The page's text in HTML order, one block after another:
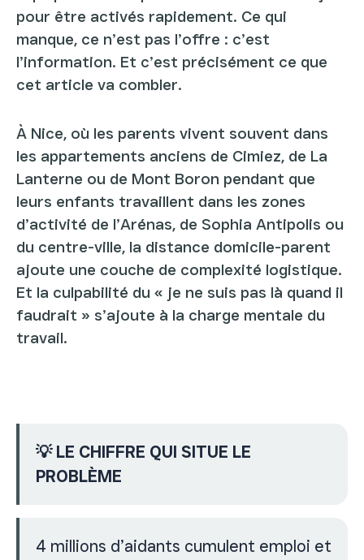
pour être activés rapidement. Ce qui
manque, ce n’est pas l’offre : c’est
l’information. Et c’est précisément ce que
cet article va combler.
À Nice, où les parents vivent souvent dans
les appartements anciens de Cimiez, de La
Lanterne ou de Mont Boron pendant que
leurs enfants travaillent dans les zones
d’activité de l’Arénas, de Sophia Antipolis ou
du centre-ville, la distance domicile-parent
ajoute une couche de complexité logistique.
Et la culpabilité du « je ne suis pas là quand il
faudrait » s’ajoute à la charge mentale du
travail.
💡 LE CHIFFRE QUI SITUE LE
PROBLÈME
4 millions d’aidants cumulent emploi et